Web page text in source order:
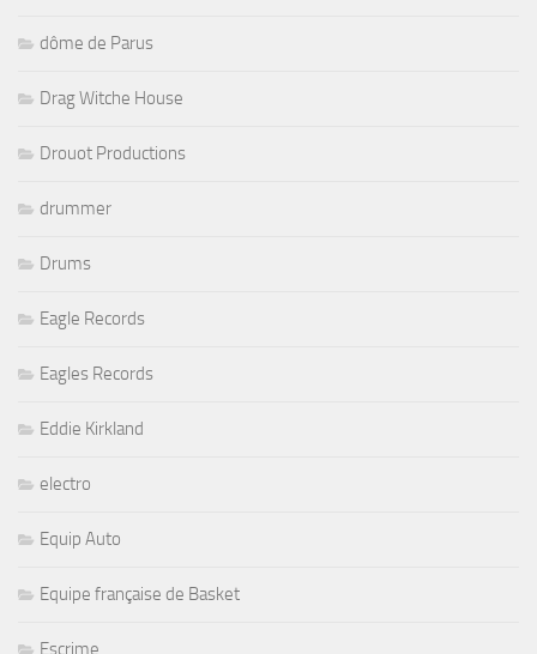
dôme de Parus
Drag Witche House
Drouot Productions
drummer
Drums
Eagle Records
Eagles Records
Eddie Kirkland
electro
Equip Auto
Equipe française de Basket
Escrime